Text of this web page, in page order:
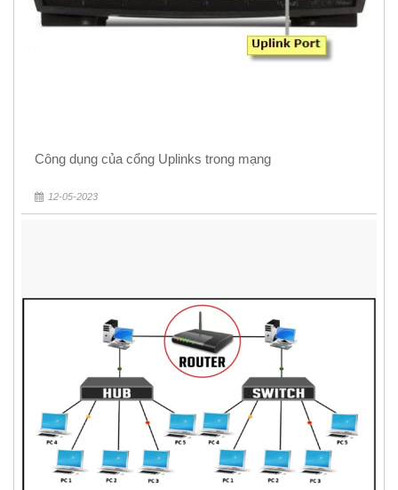
Công dụng của cổng Uplinks trong mạng
12-05-2023